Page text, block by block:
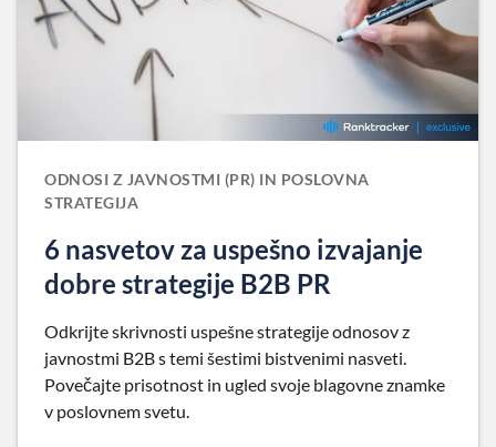
ODNOSI Z JAVNOSTMI (PR) IN POSLOVNA
STRATEGIJA
6 nasvetov za uspešno izvajanje
dobre strategije B2B PR
Odkrijte skrivnosti uspešne strategije odnosov z
javnostmi B2B s temi šestimi bistvenimi nasveti.
Povečajte prisotnost in ugled svoje blagovne znamke
v poslovnem svetu.